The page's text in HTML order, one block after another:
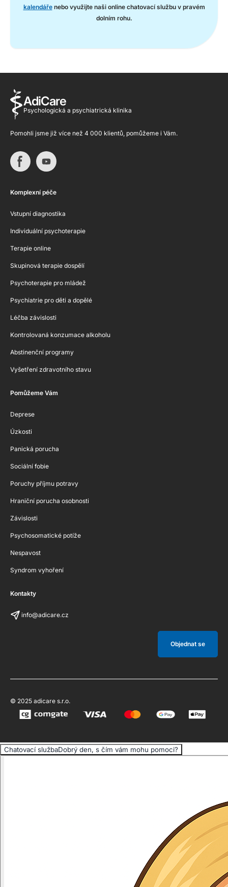
kalendářenebo využijte naši online chatovací službu v pravém
dolním rohu.
AdiCare
Psychologická a psychiatrická klinika
Pomohli jsme již více než 4 000 klientů, pomůžeme i Vám.
Komplexní péče
Vstupní diagnostika
Individuální psychoterapie
Terapie online
Skupinová terapie dospělí
Psychoterapie pro mládež
Psychiatrie pro děti a dopělé
Léčba závislosti
Kontrolovaná konzumace alkoholu
Abstinenční programy
Vyšetření zdravotního stavu
Pomůžeme Vám
Deprese
Úzkosti
Panická porucha
Sociální fobie
Poruchy příjmu potravy
Hraniční porucha osobnosti
Závislosti
Psychosomatické potíže
Nespavost
Syndrom vyhoření
Kontakty
info@adicare.cz
Objednat se
© 2025 adicare s.r.o.